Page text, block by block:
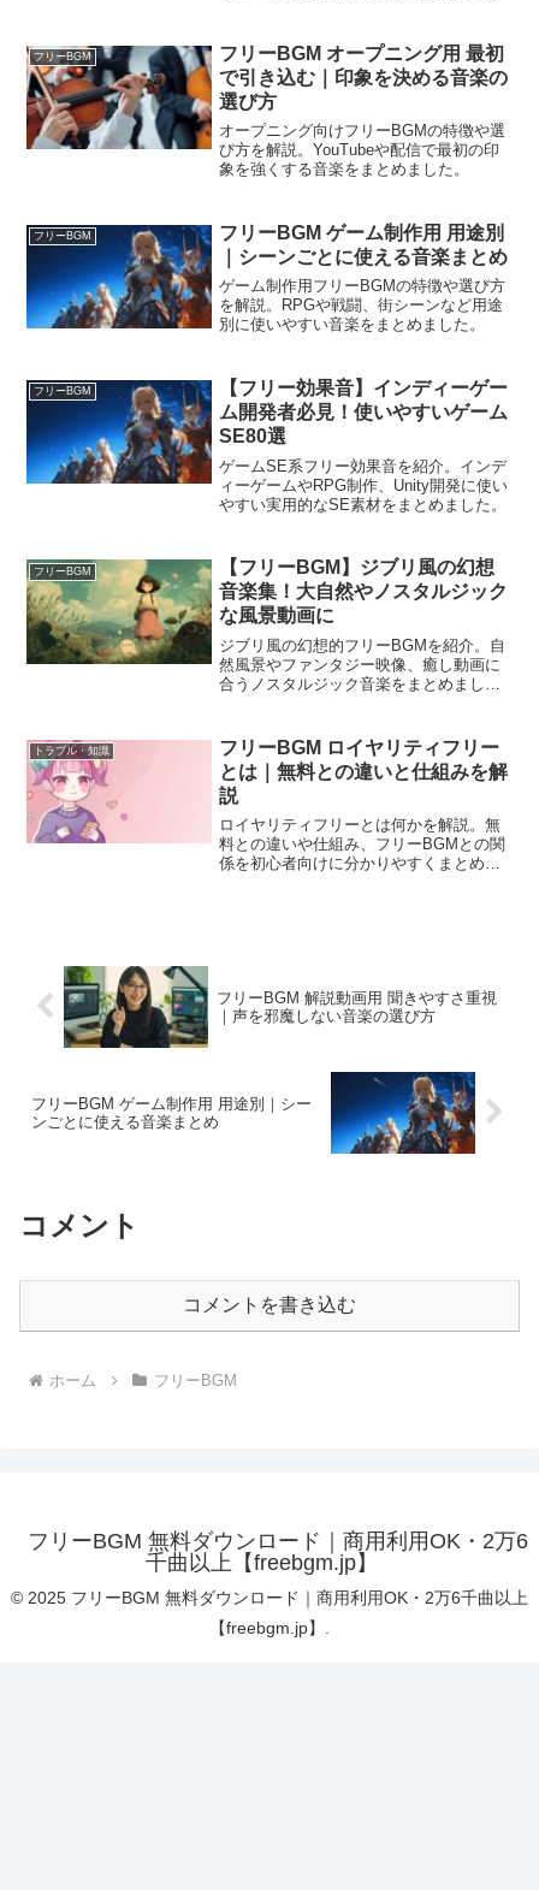
フリーBGM
フリーBGM オープニング用 最初
で引き込む｜印象を決める音楽の
選び方
オープニング向けフリーBGMの特徴や選
び方を解説。YouTubeや配信で最初の印
象を強くする音楽をまとめました。
フリーBGM
フリーBGM ゲーム制作用 用途別
｜シーンごとに使える音楽まとめ
ゲーム制作用フリーBGMの特徴や選び方
を解説。RPGや戦闘、街シーンなど用途
別に使いやすい音楽をまとめました。
フリーBGM
【フリー効果音】インディーゲー
ム開発者必見！使いやすいゲーム
SE80選
ゲームSE系フリー効果音を紹介。インデ
ィーゲームやRPG制作、Unity開発に使い
やすい実用的なSE素材をまとめました。
フリーBGM
【フリーBGM】ジブリ風の幻想
音楽集！大自然やノスタルジック
な風景動画に
ジブリ風の幻想的フリーBGMを紹介。自
然風景やファンタジー映像、癒し動画に
合うノスタルジック音楽をまとめまし
トラブル・知識
フリーBGM ロイヤリティフリー
とは｜無料との違いと仕組みを解
説
ロイヤリティフリーとは何かを解説。無
料との違いや仕組み、フリーBGMとの関
係を初心者向けに分かりやすくまとめま
フリーBGM 解説動画用 聞きやすさ重視
｜声を邪魔しない音楽の選び方
フリーBGM ゲーム制作用 用途別｜シー
ンごとに使える音楽まとめ
コメント
コメントを書き込む
ホーム フリーBGM
フリーBGM 無料ダウンロード｜商用利用OK・2万6
千曲以上【freebgm.jp】
© 2025 フリーBGM 無料ダウンロード｜商用利用OK・2万6千曲以上
【freebgm.jp】.